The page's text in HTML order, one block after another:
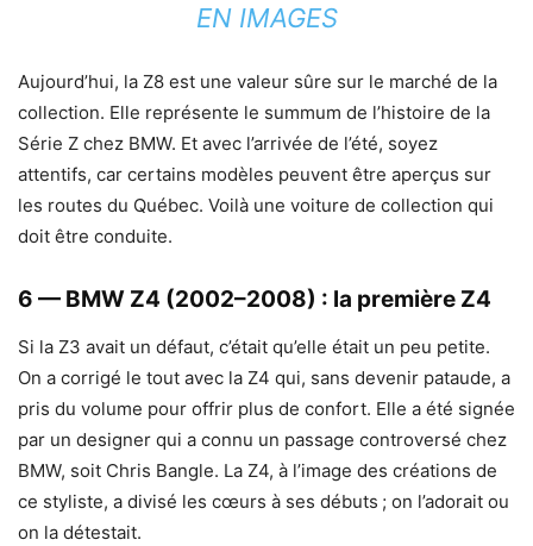
EN IMAGES
Aujourd’hui, la Z8 est une valeur sûre sur le marché de la
collection. Elle représente le summum de l’histoire de la
Série Z chez BMW. Et avec l’arrivée de l’été, soyez
attentifs, car certains modèles peuvent être aperçus sur
les routes du Québec. Voilà une voiture de collection qui
doit être conduite.
6 — BMW Z4 (2002–2008) : la première Z4
Si la Z3 avait un défaut, c’était qu’elle était un peu petite.
On a corrigé le tout avec la Z4 qui, sans devenir pataude, a
pris du volume pour offrir plus de confort. Elle a été signée
par un designer qui a connu un passage controversé chez
BMW, soit Chris Bangle. La Z4, à l’image des créations de
ce styliste, a divisé les cœurs à ses débuts ; on l’adorait ou
on la détestait.